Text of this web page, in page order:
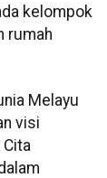
kelompok
rumah
Melayu
visi